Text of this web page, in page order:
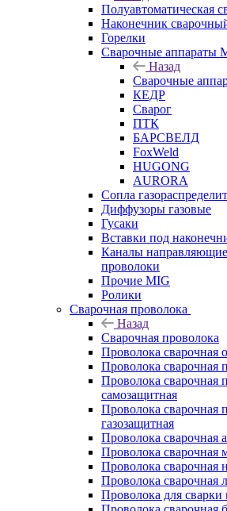
Полуавтоматическая
Наконечник
Горелки
Сварочные аппараты
Назад
Сварочные
КЕДР
Сварог
ПТК
БАРСВЕЛД
FoxWeld
HUGONG
AURORA
Сопла
Диффузоры газовые
Гусаки
Вставки под
Каналы направляющие
проволоки
Прочие MIG
Ролики
Cварочная проволока
Назад
Cварочная проволока
Проволока сварочная
Проволока сварочная
Проволока сварочная
самозащитная
Проволока сварочная
газозащитная
Проволока сварочная
Проволока сварочная
Проволока сварочная
Проволока сварочная
Проволока для сварки